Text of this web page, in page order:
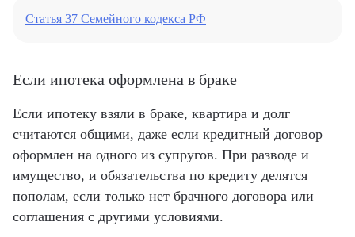
Статья 37 Семейного кодекса РФ
Если ипотека оформлена в браке
Если ипотеку взяли в браке, квартира и долг
считаются общими, даже если кредитный договор
оформлен на одного из супругов. При разводе и
имущество, и обязательства по кредиту делятся
пополам, если только нет брачного договора или
соглашения с другими условиями.